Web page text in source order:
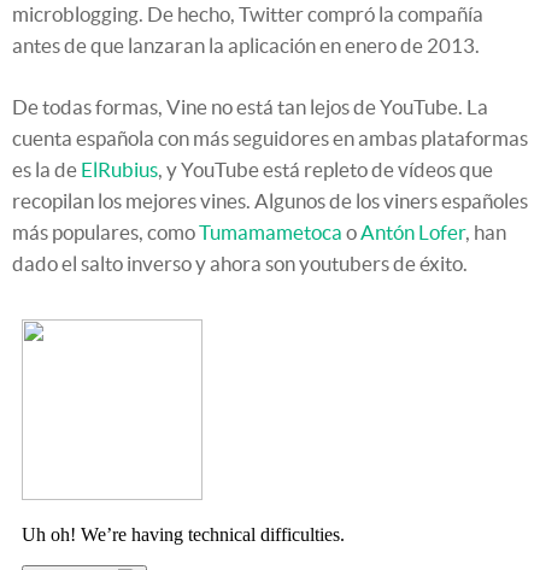
microblogging. De hecho, Twitter compró la compañía
antes de que lanzaran la aplicación en enero de 2013.
De todas formas, Vine no está tan lejos de YouTube. La
cuenta española con más seguidores en ambas plataformas
es la de ElRubius , y YouTube está repleto de vídeos que
recopilan los mejores vines. Algunos de los viners españoles
más populares, comoTumamametoca o Antón Lofer, han
dado el salto inverso y ahora son youtubers de éxito.